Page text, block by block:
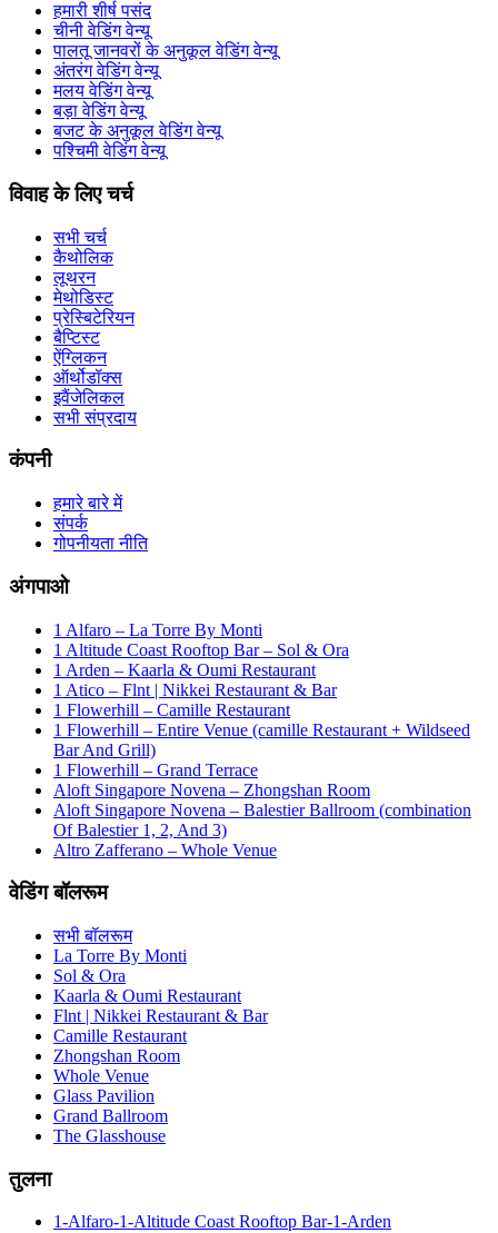
हमारी शीर्ष पसंद
चीनी वेडिंग वेन्यू
पालतू जानवरों के अनुकूल वेडिंग वेन्यू
अंतरंग वेडिंग वेन्यू
मलय वेडिंग वेन्यू
बड़ा वेडिंग वेन्यू
बजट के अनुकूल वेडिंग वेन्यू
पश्चिमी वेडिंग वेन्यू
विवाह के लिए चर्च
सभी चर्च
कैथोलिक
लूथरन
मेथोडिस्ट
प्रेस्बिटेरियन
बैप्टिस्ट
ऐंग्लिकन
ऑर्थोडॉक्स
इवैंजेलिकल
सभी संप्रदाय
कंपनी
हमारे बारे में
संपर्क
गोपनीयता नीति
अंगपाओ
1 Alfaro – La Torre By Monti
1 Altitude Coast Rooftop Bar – Sol & Ora
1 Arden – Kaarla & Oumi Restaurant
1 Atico – Flnt | Nikkei Restaurant & Bar
1 Flowerhill – Camille Restaurant
1 Flowerhill – Entire Venue (camille Restaurant + Wildseed
Bar And Grill)
1 Flowerhill – Grand Terrace
Aloft Singapore Novena – Zhongshan Room
Aloft Singapore Novena – Balestier Ballroom (combination
Of Balestier 1, 2, And 3)
Altro Zafferano – Whole Venue
वेडिंग बॉलरूम
सभी बॉलरूम
La Torre By Monti
Sol & Ora
Kaarla & Oumi Restaurant
Flnt | Nikkei Restaurant & Bar
Camille Restaurant
Zhongshan Room
Whole Venue
Glass Pavilion
Grand Ballroom
The Glasshouse
तुलना
1-Alfaro-1-Altitude Coast Rooftop Bar-1-Arden